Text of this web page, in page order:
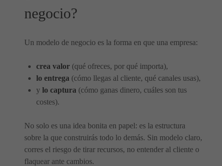
negocio?
Un modelo de negocio es la forma en que una empresa:
crea valor (qué ofreces, por qué importa),
lo entrega (cómo llegas al cliente, qué canales usas),
y lo captura (cómo ganas dinero, cuáles son tus
costes).
No solo es una idea bonita en papel: es la estructura
sobre la que construirás todo lo demás. Sin modelo claro,
corres el riesgo de tirar recursos, no entender al cliente o
flaquear ante cambios.